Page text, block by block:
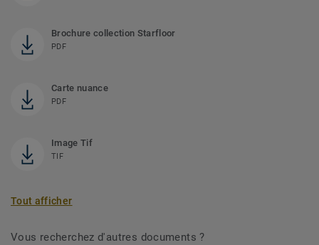
Brochure collection Starfloor
PDF
Carte nuance
PDF
Image Tif
TIF
Tout afficher
Vous recherchez d'autres documents ?